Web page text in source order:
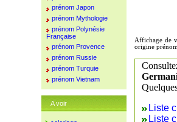
Affichage de
origine
Liste
Liste
prénom Japon
prénom Mythologie
prénom Polynésie
Française
prénom Provence
prénom Russie
prénom Turquie
prénom Vietnam
A voir